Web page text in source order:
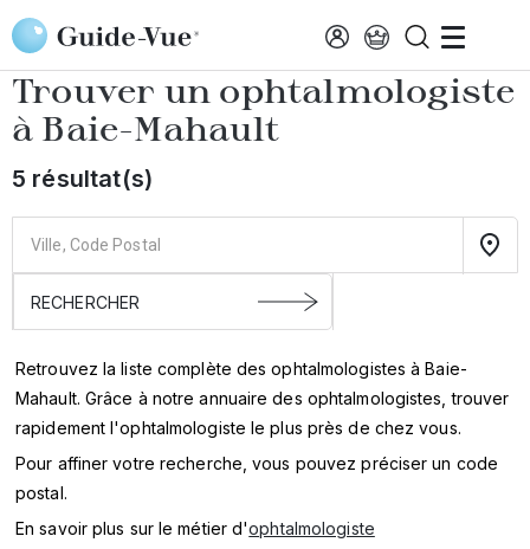
Aller au contenu principal
Accueil Annuaire des ophtalmologistes Baie-Mahault
Trouver un ophtalmologiste
à Baie-Mahault
5 résultat(s)
Retrouvez la liste complète des ophtalmologistes à Baie-
Mahault. Grâce à notre annuaire des ophtalmologistes, trouver
rapidement l'ophtalmologiste le plus près de chez vous.
Pour affiner votre recherche, vous pouvez préciser un code
postal.
En savoir plus sur le métier d'ophtalmologiste